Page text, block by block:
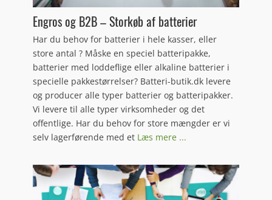
Engros og B2B – Storkøb af batterier
Har du behov for batterier i hele kasser, eller
store antal ? Måske en speciel batteripakke,
batterier med loddeflige eller alkaline batterier i
specielle pakkestørrelser? Batteri-butik.dk levere
og producer alle typer batterier og batteripakker.
Vi levere til alle typer virksomheder og det
offentlige. Har du behov for store mængder er vi
selv lagerførende med et Læs mere ...